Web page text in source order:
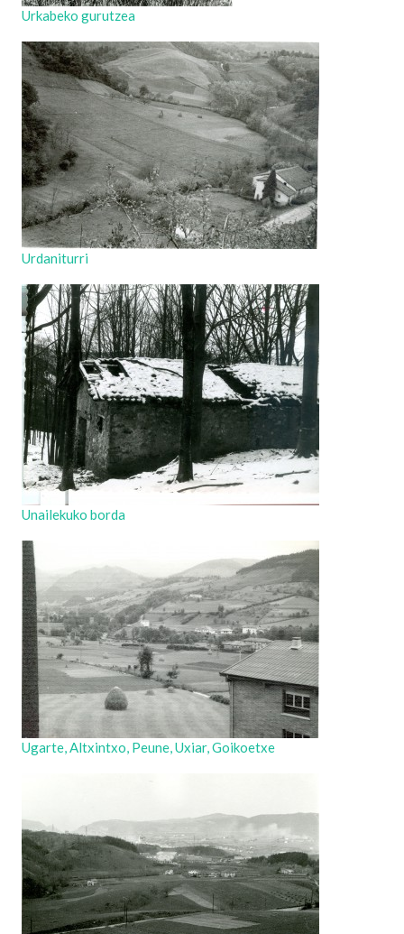
Urkabeko gurutzea
Urdaniturri
Unailekuko borda
Ugarte, Altxintxo, Peune, Uxiar, Goikoetxe